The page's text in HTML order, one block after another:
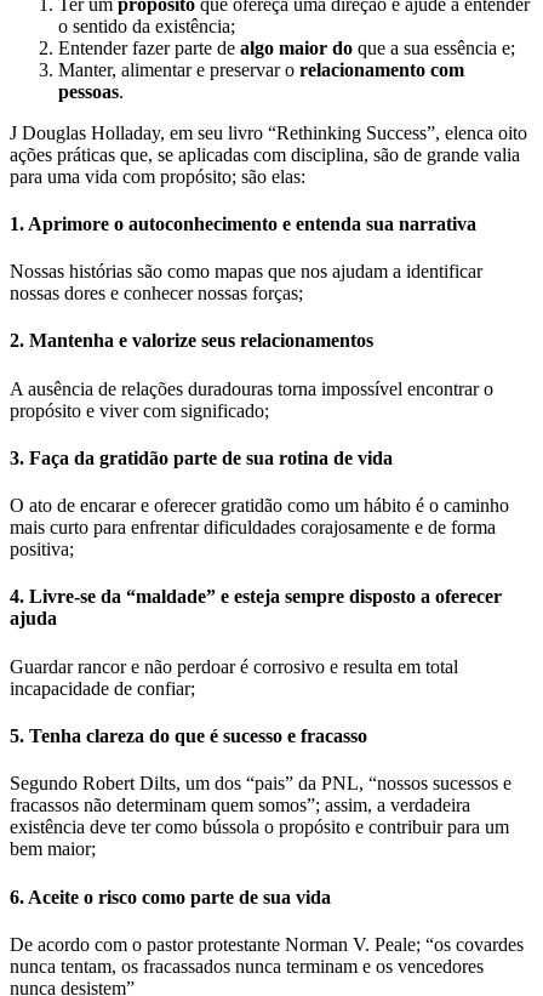
o sentido da existência;
Entender fazer parte de algo maior do que a sua essência e;
Manter, alimentar e preservar o relacionamento com
pessoas.
J Douglas Holladay, em seu livro “Rethinking Success”, elenca oito
ações práticas que, se aplicadas com disciplina, são de grande valia
para uma vida com propósito; são elas:
1. Aprimore o autoconhecimento e entenda sua narrativa
Nossas histórias são como mapas que nos ajudam a identificar
nossas dores e conhecer nossas forças;
2. Mantenha e valorize seus relacionamentos
A ausência de relações duradouras torna impossível encontrar o
propósito e viver com significado;
3. Faça da gratidão parte de sua rotina de vida
O ato de encarar e oferecer gratidão como um hábito é o caminho
mais curto para enfrentar dificuldades corajosamente e de forma
positiva;
4. Livre-se da “maldade” e esteja sempre disposto a oferecer
ajuda
Guardar rancor e não perdoar é corrosivo e resulta em total
incapacidade de confiar;
5. Tenha clareza do que é sucesso e fracasso
Segundo Robert Dilts, um dos “pais” da PNL, “nossos sucessos e
fracassos não determinam quem somos”; assim, a verdadeira
existência deve ter como bússola o propósito e contribuir para um
bem maior;
6. Aceite o risco como parte de sua vida
De acordo com o pastor protestante Norman V. Peale; “os covardes
nunca tentam, os fracassados nunca terminam e os vencedores
nunca desistem”